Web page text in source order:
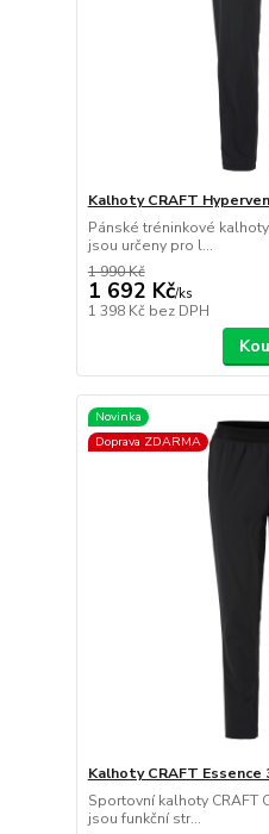
Kalhoty CRAFT
Pánské tréninkové
jsou určeny pro l...
1 990 Kč
1 692 Kč/ks
1 398 Kč bez DPH
Novinka
Doprava ZDARMA
Kalhoty CRAFT Essence
Sportovní kalhoty CRAFT
jsou funkční str...